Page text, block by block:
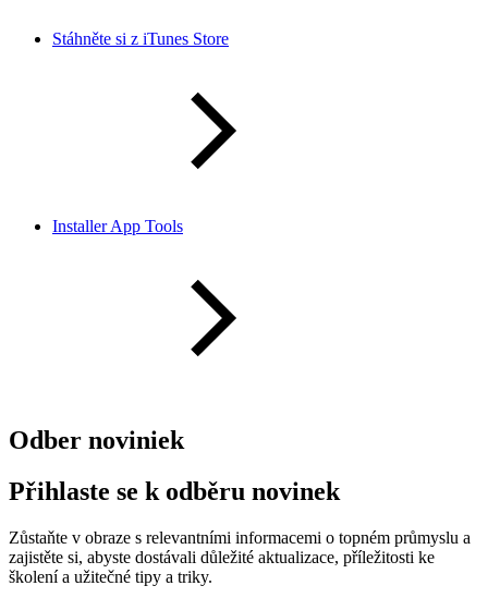
Stáhněte si z iTunes Store
Installer App Tools
Odber noviniek
Přihlaste se k odběru novinek
Zůstaňte v obraze s relevantními informacemi o topném průmyslu a
zajistěte si, abyste dostávali důležité aktualizace, příležitosti ke
školení a užitečné tipy a triky.